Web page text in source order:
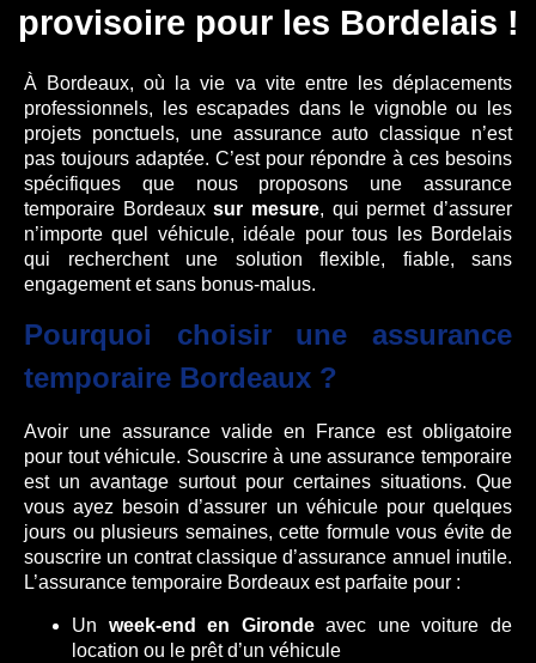
provisoire pour les Bordelais !
À Bordeaux, où la vie va vite entre les déplacements
professionnels, les escapades dans le vignoble ou les
projets ponctuels, une assurance auto classique n’est
pas toujours adaptée. C’est pour répondre à ces besoins
spécifiques que nous proposons une assurance
temporaire Bordeauxsur mesure, qui permet d’assurer
n’importe quel véhicule, idéale pour tous les Bordelais
qui recherchent une solution flexible, fiable, sans
engagement et sans bonus-malus.
Pourquoi choisir une assurance
temporaire Bordeaux ?
Avoir une assurance valide en France est obligatoire
pour tout véhicule. Souscrire à une assurance temporaire
est un avantage surtout pour certaines situations. Que
vous ayez besoin d’assurer un véhicule pour quelques
jours ou plusieurs semaines, cette formule vous évite de
souscrire un contrat classique d’assurance annuel inutile.
L’assurance temporaire Bordeaux est parfaite pour :
Un week-end en Girondeavec une voiture de
location ou le prêt d’un véhicule